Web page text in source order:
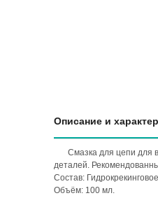
Описание и
Смазка для цепи для
деталей.
Состав:
Объём: 100 мл.